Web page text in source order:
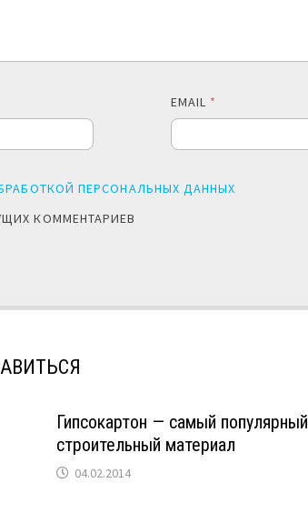
EMAIL *
ПЕРСОНАЛЬНЫХ ДАННЫХ
КОММЕНТАРИЕВ
Гипсокартон — самый популярный
строительный материал
04.02.2014